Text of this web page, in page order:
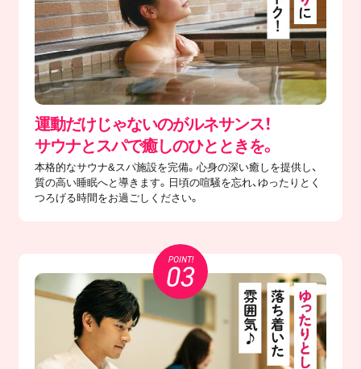
運動だけじゃないのがルネサンス！
サウナとスパで癒しのひとときを。
本格的なサウナ&スパ施設を完備。心身の深い癒しを提供し、
質の高い睡眠へと導きます。日頃の喧騒を忘れ、ゆったりとく
つろげる時間をお過ごしください。